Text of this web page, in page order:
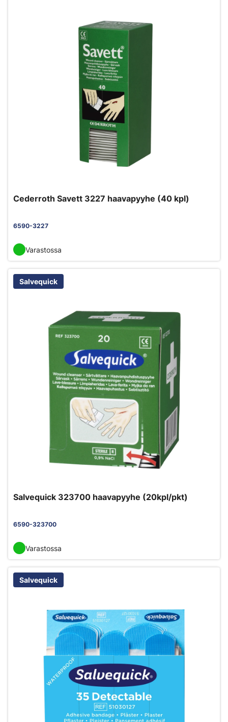
Cederroth Savett 3227 haavapyyhe (40 kpl)
6590-3227
Varastossa
Salvequick
Salvequick 323700 haavapyyhe (20kpl/pkt)
6590-323700
Varastossa
Salvequick